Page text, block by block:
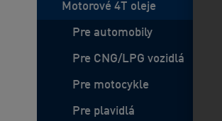
Motorové 4T oleje
Pre automobily
Pre CNG/LPG vozidlá
Pre motocykle
Pre plavidlá